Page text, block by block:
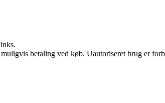
betaling ved køb. Uautoriseret brug er